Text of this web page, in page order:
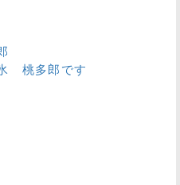
桃多郎です